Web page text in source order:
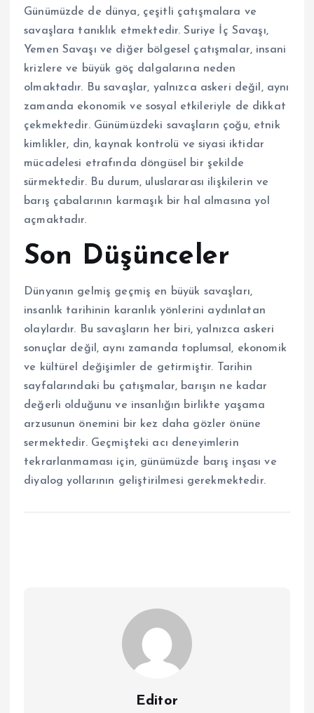
Günümüzde de dünya, çeşitli çatışmalara ve
savaşlara tanıklık etmektedir. Suriye İç Savaşı,
Yemen Savaşı ve diğer bölgesel çatışmalar, insani
krizlere ve büyük göç dalgalarına neden
olmaktadır. Bu savaşlar, yalnızca askeri değil, aynı
zamanda ekonomik ve sosyal etkileriyle de dikkat
çekmektedir. Günümüzdeki savaşların çoğu, etnik
kimlikler, din, kaynak kontrolü ve siyasi iktidar
mücadelesi etrafında döngüsel bir şekilde
sürmektedir. Bu durum, uluslararası ilişkilerin ve
barış çabalarının karmaşık bir hal almasına yol
açmaktadır.
Son Düşünceler
Dünyanın gelmiş geçmiş en büyük savaşları,
insanlık tarihinin karanlık yönlerini aydınlatan
olaylardır. Bu savaşların her biri, yalnızca askeri
sonuçlar değil, aynı zamanda toplumsal, ekonomik
ve kültürel değişimler de getirmiştir. Tarihin
sayfalarındaki bu çatışmalar, barışın ne kadar
değerli olduğunu ve insanlığın birlikte yaşama
arzusunun önemini bir kez daha gözler önüne
sermektedir. Geçmişteki acı deneyimlerin
tekrarlanmaması için, günümüzde barış inşası ve
diyalog yollarının geliştirilmesi gerekmektedir.
Editor